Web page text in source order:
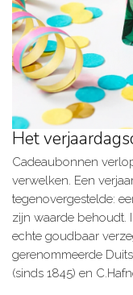
Het
Cadeaubonnen
verwelken. Een
tegenovergestelde:
zijn waarde behoudt.
echte goudbaar
gerenommeerde
(sinds 1845) en